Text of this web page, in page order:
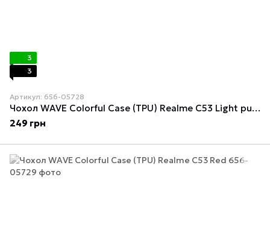
3
3
Артикул: 656-05728
Чохол WAVE Colorful Case (TPU) Realme C53 Light purple
249 грн